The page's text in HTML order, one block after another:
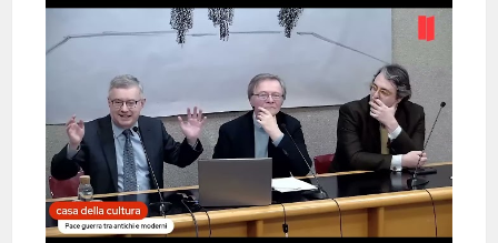
@annamariamihcich5994Said:
5 Months 3 Days 8 Hours 58 Minutes ago
Bellissima discussione!
Interessante, colta e garbata, come le persone che vi hanno
partecipato.